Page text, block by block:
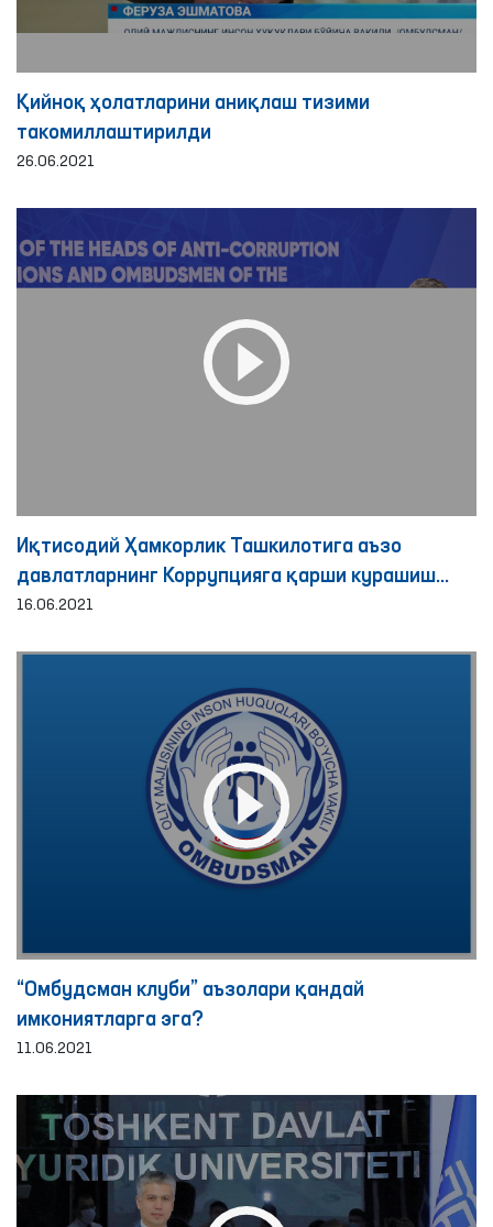
Қийноқ ҳолатларини аниқлаш тизими
такомиллаштирилди
26.06.2021
Иқтисодий Ҳамкорлик Ташкилотига аъзо
давлатларнинг Коррупцияга қарши курашиш
идоралари раҳбарлари ва Омбудсманларининг
16.06.2021
“Омбудсман клуби” аъзолари қандай
имкониятларга эга?
11.06.2021